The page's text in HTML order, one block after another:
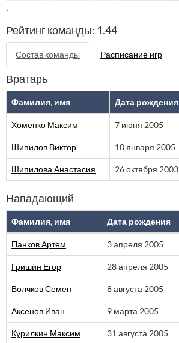
`
Рейтинг команды: 1.44
Состав команды Расписание игр
Вратарь
Фамилия, имя Дата рождения
Хоменко Максим 7 июня 2005
Шипилов Виктор 10 января 2005
Шипилова Анастасия 26 октября 2003
Нападающий
Фамилия, имя Дата рождения
Панков Артем 3 апреля 2005
Гришин Егор 28 апреля 2005
Волчков Семен 8 августа 2005
Аксенов Иван 9 марта 2005
Курилкин Максим 31 августа 2005